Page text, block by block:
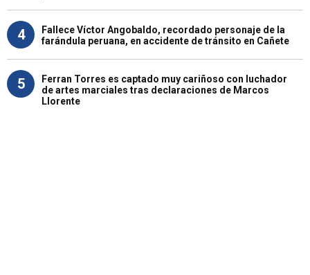
4
Fallece Víctor Angobaldo, recordado personaje de la
farándula peruana, en accidente de tránsito en Cañete
5
Ferran Torres es captado muy cariñoso con luchador
de artes marciales tras declaraciones de Marcos
Llorente